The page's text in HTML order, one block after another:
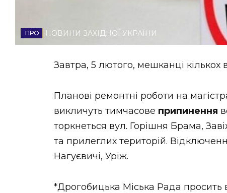
НОВИНИ ЗАХІДНОЇ УКРАЇНИ
Завтра, 5 лютого, мешканці
Планові ремонтні роботи на
викличуть тимчасове припинення
торкнеться вул. Горішня Брама,
та прилеглих територій.
Нагуєвичі, Уріж.
*Дрогобицька Міська Рада просить